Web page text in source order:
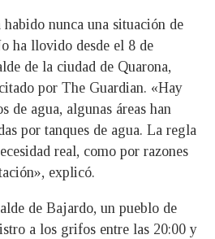
nunca una situación de
ha llovido desde el 8 de
de la ciudad de Quarona,
por The Guardian. «Hay
de agua, algunas áreas han
por tanques de agua. La regla
real, como por razones
explicó.
de Bajardo, un pueblo de
a los grifos entre las 20:00 y